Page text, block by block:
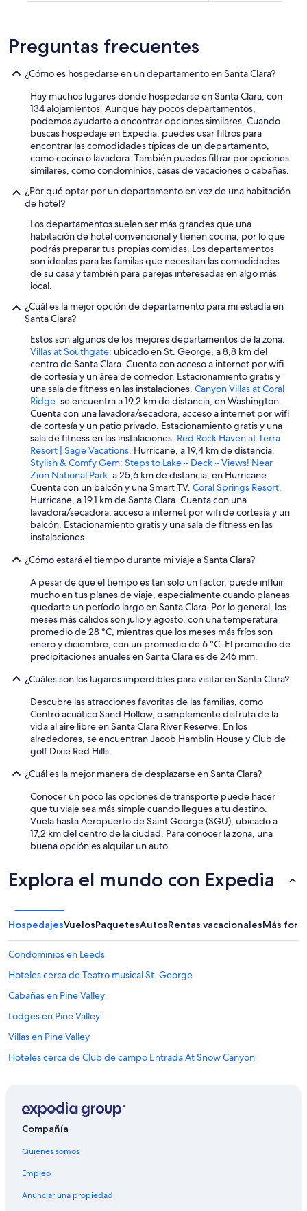
Preguntas frecuentes
¿Cómo es hospedarse en un departamento en Santa Clara?
Hay muchos lugares donde hospedarse en Santa Clara, con
134 alojamientos. Aunque hay pocos departamentos,
podemos ayudarte a encontrar opciones similares. Cuando
buscas hospedaje en Expedia, puedes usar filtros para
encontrar las comodidades típicas de un departamento,
como cocina o lavadora. También puedes filtrar por opciones
similares, como condominios, casas de vacaciones o cabañas.
¿Por qué optar por un departamento en vez de una habitación
de hotel?
Los departamentos suelen ser más grandes que una
habitación de hotel convencional y tienen cocina, por lo que
podrás preparar tus propias comidas. Los departamentos
son ideales para las familas que necesitan las comodidades
de su casa y también para parejas interesadas en algo más
local.
¿Cuál es la mejor opción de departamento para mi estadía en
Santa Clara?
Estos son algunos de los mejores departamentos de la zona:
Villas at Southgate: ubicado en St. George, a 8,8 km del
centro de Santa Clara. Cuenta con acceso a internet por wifi
de cortesía y un área de comedor. Estacionamiento gratis y
una sala de fitness en las instalaciones. Canyon Villas at Coral
Ridge: se encuentra a 19,2 km de distancia, en Washington.
Cuenta con una lavadora/secadora, acceso a internet por wifi
de cortesía y un patio privado. Estacionamiento gratis y una
sala de fitness en las instalaciones. Red Rock Haven at Terra
Resort | Sage Vacations. Hurricane, a 19,4 km de distancia.
Stylish & Comfy Gem: Steps to Lake ~ Deck ~ Views! Near
Zion National Park: a 25,6 km de distancia, en Hurricane.
Cuenta con un balcón y una Smart TV. Coral Springs Resort.
Hurricane, a 19,1 km de Santa Clara. Cuenta con una
lavadora/secadora, acceso a internet por wifi de cortesía y un
balcón. Estacionamiento gratis y una sala de fitness en las
instalaciones.
¿Cómo estará el tiempo durante mi viaje a Santa Clara?
A pesar de que el tiempo es tan solo un factor, puede influir
mucho en tus planes de viaje, especialmente cuando planeas
quedarte un período largo en Santa Clara. Por lo general, los
meses más cálidos son julio y agosto, con una temperatura
promedio de 28 °C, mientras que los meses más fríos son
enero y diciembre, con un promedio de 6 °C. El promedio de
precipitaciones anuales en Santa Clara es de 246 mm.
¿Cuáles son los lugares imperdibles para visitar en Santa Clara?
Descubre las atracciones favoritas de las familias, como
Centro acuático Sand Hollow, o simplemente disfruta de la
vida al aire libre en Santa Clara River Reserve. En los
alrededores, se encuentran Jacob Hamblin House y Club de
golf Dixie Red Hills.
¿Cuál es la mejor manera de desplazarse en Santa Clara?
Conocer un poco las opciones de transporte puede hacer
que tu viaje sea más simple cuando llegues a tu destino.
Vuela hasta Aeropuerto de Saint George (SGU), ubicado a
17,2 km del centro de la ciudad. Para conocer la zona, una
buena opción es alquilar un auto.
Explora el mundo con Expedia
HospedajesVuelosPaquetesAutosRentas vacacionalesMás
Condominios en Leeds
Hoteles cerca de Teatro musical St. George
Cabañas en Pine Valley
Lodges en Pine Valley
Villas en Pine Valley
Hoteles cerca de Club de campo Entrada At Snow Canyon
Hoteles con bar en Distrito histórico de St. George
Hoteles que aceptan mascotas en Distrito histórico de St. George
Casas vacacionales en Gunlock
Compañía
Quiénes somos
Empleo
Anunciar una propiedad